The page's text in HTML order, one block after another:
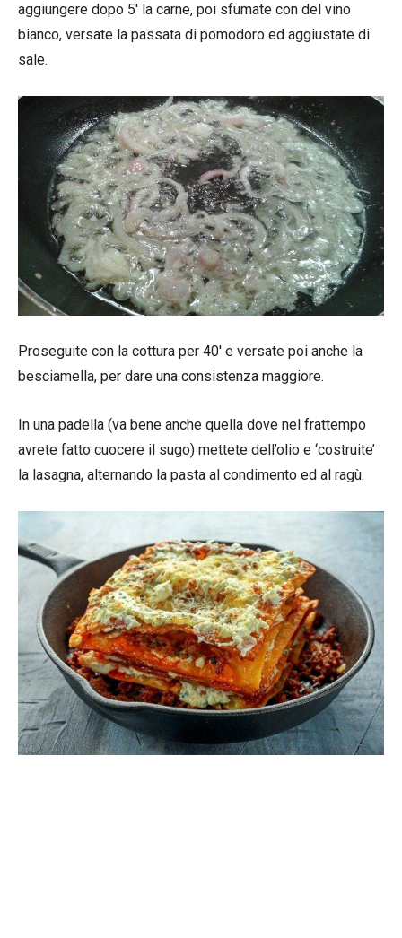
aggiungere dopo 5′ la carne, poi sfumate con del vino
bianco, versate la passata di pomodoro ed aggiustate di
sale.
Proseguite con la cottura per 40′ e versate poi anche la
besciamella, per dare una consistenza maggiore.
In una padella (va bene anche quella dove nel frattempo
avrete fatto cuocere il sugo) mettete dell’olio e ‘costruite’
la lasagna, alternando la pasta al condimento ed al ragù.